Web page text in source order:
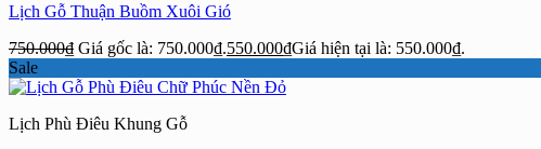
Lịch Gỗ Thuận Buồm Xuôi Gió
750.000₫ Giá gốc là: 750.000₫.550.000₫Giá hiện tại là: 550.000₫.
Sale
Lịch Phù Điêu Khung Gỗ